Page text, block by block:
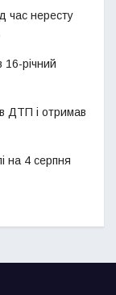
час нересту
річний
ДТП і отримав
на 4 серпня